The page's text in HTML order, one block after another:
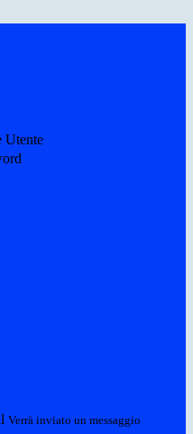
Utente
Verrà inviato un messaggio